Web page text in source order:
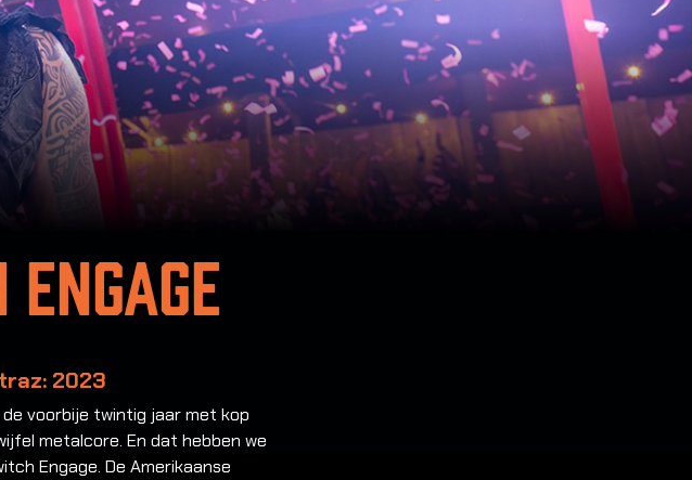
2023
voorbije twintig jaar met kop
metalcore. En dat hebben we
Engage. De Amerikaanse